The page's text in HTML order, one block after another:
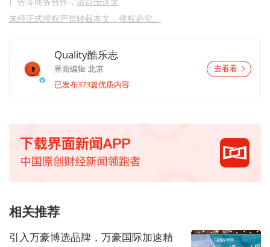
未经正式授权严禁转载本文，侵权必究。
Quality酷乐志
界面编辑 北京
已发布373篇优质内容
去看看
相关推荐
引入万豪博选品牌，万豪国际加速精